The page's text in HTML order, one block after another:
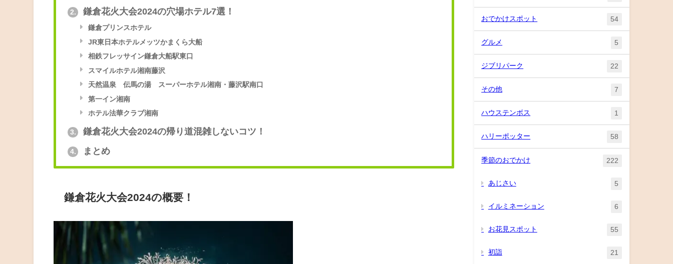
2. 鎌倉花火大会2024の穴場ホテル7選！
鎌倉プリンスホテル
JR東日本ホテルメッツかまくら大船
相鉄フレッサイン鎌倉大船駅東口
スマイルホテル湘南藤沢
天然温泉 伝馬の湯 スーパーホテル湘南・藤沢駅南口
第一イン湘南
ホテル法華クラブ湘南
3. 鎌倉花火大会2024の帰り道混雑しないコツ！
4. まとめ
鎌倉花火大会2024の概要！
おでかけスポット 54
グルメ 5
ジブリパーク 22
その他 7
ハウステンボス 1
ハリーポッター 58
季節のおでかけ 222
あじさい 5
イルミネーション 6
お花見スポット 55
初詣 21